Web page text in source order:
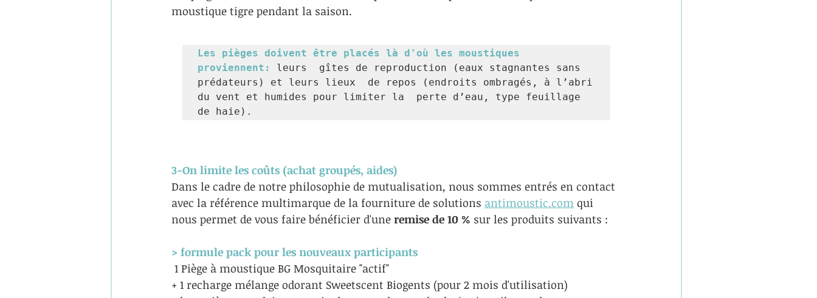
moustique tigre pendant la saison.
Les pièges doivent être placés là d'où les moustiques
proviennent: leurs  gîtes de reproduction (eaux stagnantes sans
prédateurs) et leurs lieux  de repos (endroits ombragés, à l’abri
du vent et humides pour limiter la  perte d’eau, type feuillage
de haie).
3-On limite les coûts (achat groupés, aides)
Dans le cadre de notre philosophie de mutualisation, nous sommes entrés en contact
avec la référence multimarque de la fourniture de solutions antimoustic.com qui
nous permet de vous faire bénéficier d'une remise de 10 % sur les produits suivants :
> formule pack pour les nouveaux participants
1 Piège à moustique BG Mosquitaire "actif"
+ 1 recharge mélange odorant Sweetscent Biogents (pour 2 mois d'utilisation)